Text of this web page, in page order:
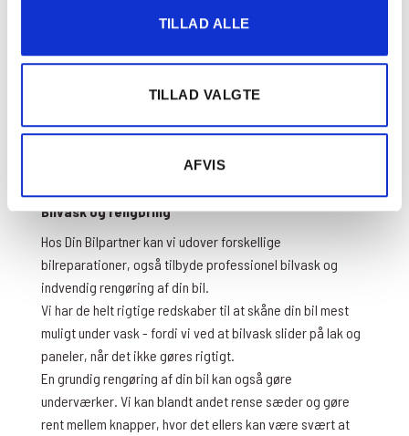
TILLAD ALLE
TILLAD VALGTE
AFVIS
tempererede forhold, indtil de er klar til at komme på
igen.
luftindhold, og at dit dæktryk er dybt nok. Nye regler
betyder at din bil kan dumpe syn, hvis dæktrykket ikke er
din og dine medtrafikanters sikkerhed.
Bilvask og rengøring
Hos Din Bilpartner kan vi udover forskellige
bilreparationer, også tilbyde professionel bilvask og
indvendig rengøring af din bil.
Vi har de helt rigtige redskaber til at skåne din bil mest
muligt under vask - fordi vi ved at bilvask slider på lak og
paneler, når det ikke gøres rigtigt.
En grundig rengøring af din bil kan også gøre
underværker. Vi kan blandt andet rense sæder og gøre
rent mellem knapper, hvor det ellers kan være svært at